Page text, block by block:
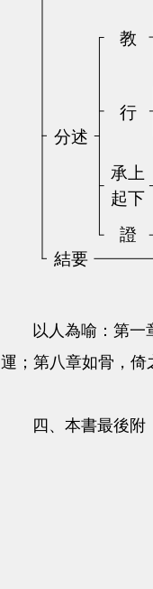
以人為喻：第一章
運；第八章如骨，倚
四、本書最後附「